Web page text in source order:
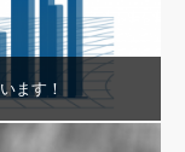
ます！